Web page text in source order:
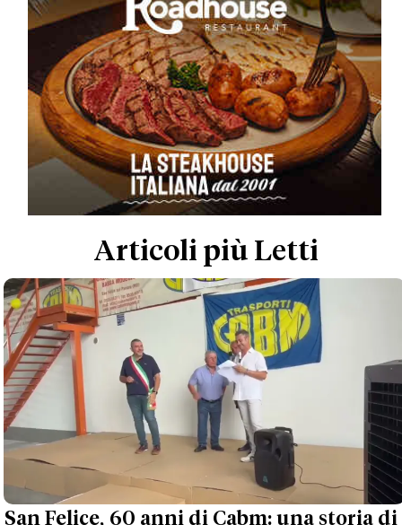
Articoli più Letti
San Felice, 60 anni di Cabm: una storia di